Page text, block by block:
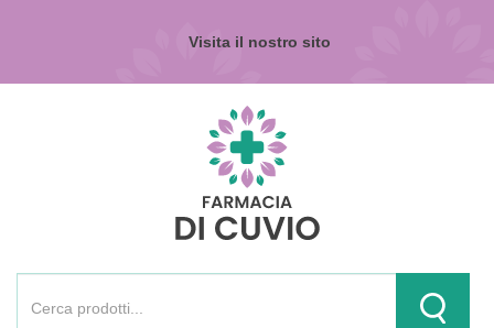
Visita il nostro sito
Prodotto
Cerca